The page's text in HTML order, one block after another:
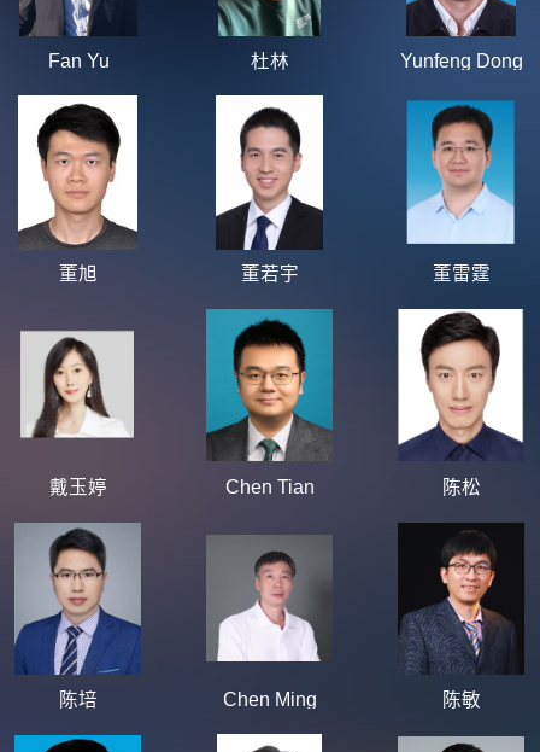
Fan Yu 杜林 Yunfeng Dong
董旭 董若宇 董雷霆
戴玉婷 Chen Tian 陈松
陈培 Chen Ming 陈敏